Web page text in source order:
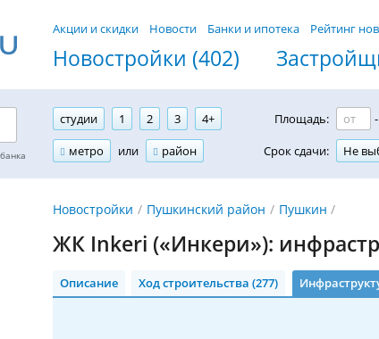
Акции и скидки Новости Банки и ипотека Рейтинг
Новостройки (402)
студии 1 2 3
4+
метро
или район
Площадь: -
Срок сдачи:
Не
Новостройки Пушкинский район Пушкин
ЖК Inkeri («Инкери»):
Описание Ход строительства (277)